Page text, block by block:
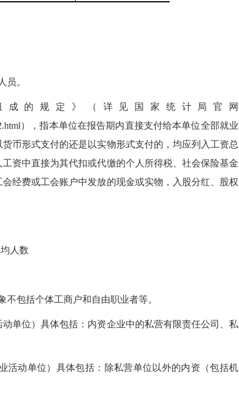
员。
的规定》（详见国家统计局官网
），指本单位在报告期内直接支付给本单位全部就业
币形式支付的还是以实物形式支付的，均应列入工资总
资中直接为其代扣或代缴的个人所得税、社会保险基金
经费或工会账户中发放的现金或实物，入股分红、股权
人数
包括个体工商户和自由职业者等。
单位）具体包括：内资企业中的私营有限责任公司、私
活动单位）具体包括：除私营单位以外的内资（包括机